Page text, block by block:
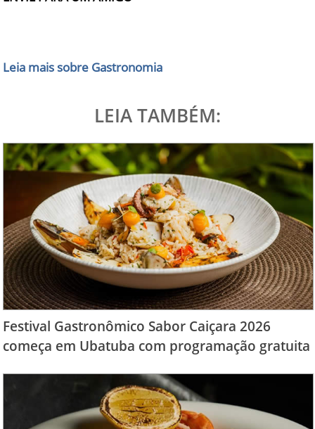
Leia mais sobre Gastronomia
LEIA TAMBÉM:
Festival Gastronômico Sabor Caiçara 2026
começa em Ubatuba com programação gratuita